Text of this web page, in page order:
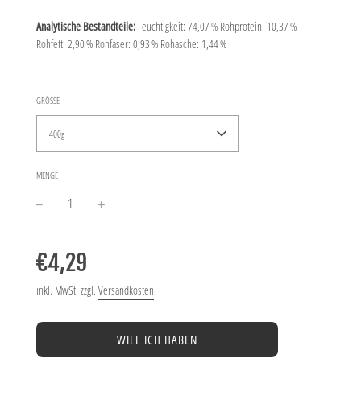
Analytische Bestandteile: Feuchtigkeit: 74,07 % Rohprotein: 10,37 %
Rohfett: 2,90 % Rohfaser: 0,93 % Rohasche: 1,44 %
GRÖSSE
400g
MENGE
Preis
€4,29
inkl. MwSt. zzgl. Versandkosten
WILL ICH HABEN